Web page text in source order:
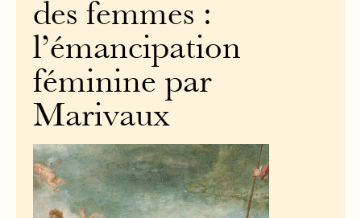
des femmes :
l’émancipation
féminine par
Marivaux